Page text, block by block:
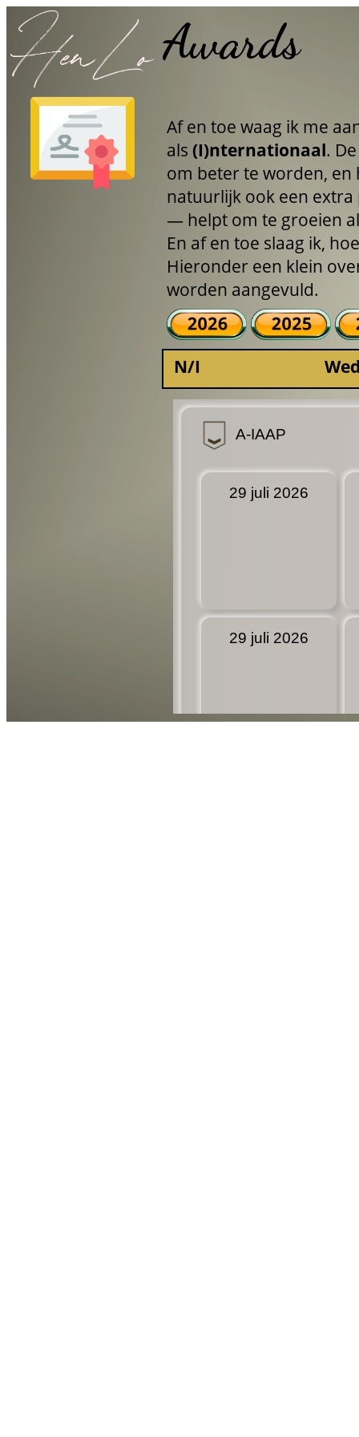
Awards
Af en toe waag ik me
als (I)nternationaal.
om beter te worden,
natuurlijk ook een
— helpt om te groeien
En af en toe slaag ik,
Hieronder een klein
worden aangevuld.
N/I